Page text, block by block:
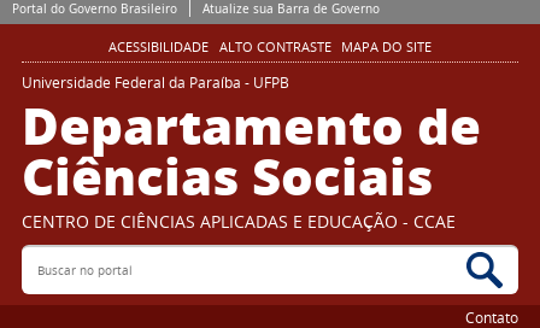
Portal do Governo Brasileiro Atualize sua Barra de Governo
ACESSIBILIDADE ALTO CONTRASTE MAPA DO SITE
Universidade Federal da Paraíba - UFPB
Departamento de
Ciências Sociais
CENTRO DE CIÊNCIAS APLICADAS E EDUCAÇÃO - CCAE
Buscar no portal
Contato